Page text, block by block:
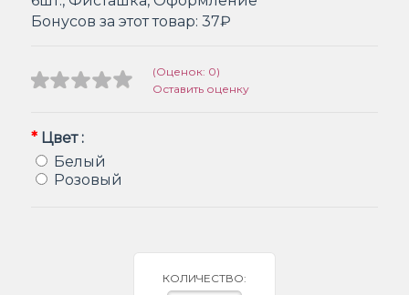
Бонусов за этот товар: 37₽
(Оценок: 0)
Оставить оценку
* Цвет :
Белый
Розовый
КОЛИЧЕСТВО: